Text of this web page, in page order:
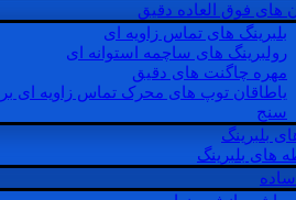
های فوق العاده دقیق
بلبرینگ های تماس زاویه ای
رولبرینگ های ساچمه استوانه ای
مهره چاگنت های دقیق
یاطاقان توپ های محرک تماس زاویه ای
سنج
بلبرینگ
های بلبرینگ
ساده